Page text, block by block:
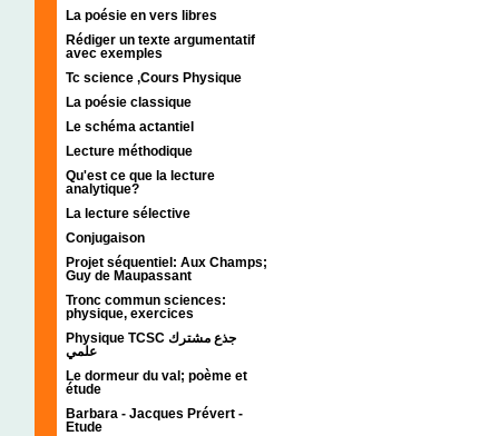
La poésie en vers libres
Rédiger un texte argumentatif
avec exemples
Tc science ,Cours Physique
La poésie classique
Le schéma actantiel
Lecture méthodique
Qu'est ce que la lecture
analytique?
La lecture sélective
Conjugaison
Projet séquentiel: Aux Champs;
Guy de Maupassant
Tronc commun sciences:
physique, exercices
Physique TCSC جذع مشترك
علمي
Le dormeur du val; poème et
étude
Barbara - Jacques Prévert -
Etude